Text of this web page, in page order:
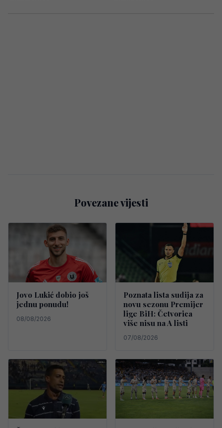
Povezane vijesti
Jovo Lukić dobio još
jednu ponudu!
08/08/2026
Poznata lista sudija za
novu sezonu Premijer
lige BiH: Četvorica
više nisu na A listi
07/08/2026